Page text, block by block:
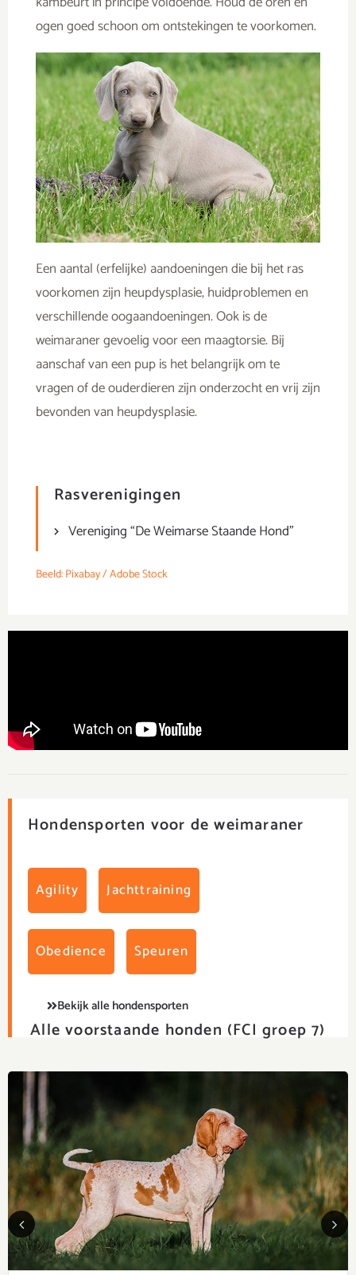
Hondensporten voor de weimaraner
Agility Jachttraining
Obedience Speuren
Bekijk alle hondensporten
ogen goed schoon om ontstekingen te voorkomen.
Een aantal (erfelijke) aandoeningen die bij het ras
voorkomen zijn heupdysplasie, huidproblemen en
verschillende oogaandoeningen. Ook is de
weimaraner gevoelig voor een maagtorsie. Bij
aanschaf van een pup is het belangrijk om te
vragen of de ouderdieren zijn onderzocht en vrij zijn
bevonden van heupdysplasie.
Rasverenigingen
Vereniging “De Weimarse Staande Hond”
Beeld: Pixabay / Adobe Stock
Alle voorstaande honden (FCI groep 7)
Previous Next